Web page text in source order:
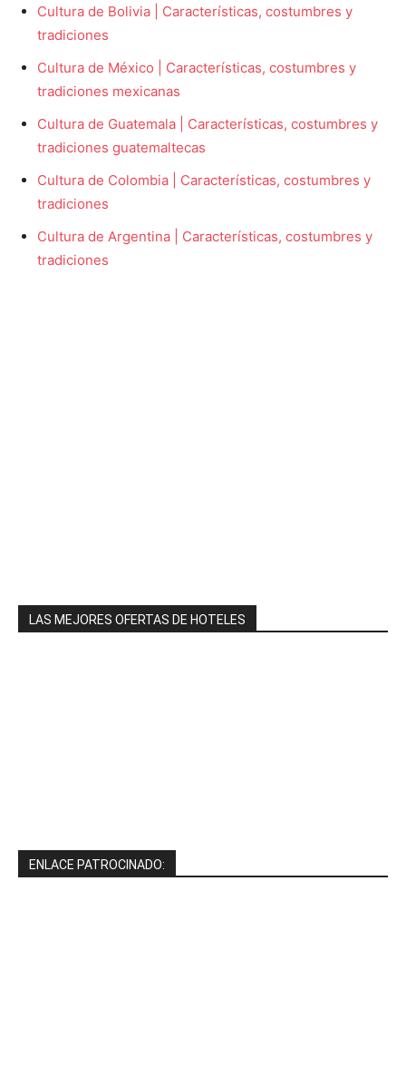
Cultura de Bolivia | Características, costumbres y
tradiciones
Cultura de México | Características, costumbres y
tradiciones mexicanas
Cultura de Guatemala | Características, costumbres y
tradiciones guatemaltecas
Cultura de Colombia | Características, costumbres y
tradiciones
Cultura de Argentina | Características, costumbres y
tradiciones
LAS MEJORES OFERTAS DE HOTELES
ENLACE PATROCINADO: